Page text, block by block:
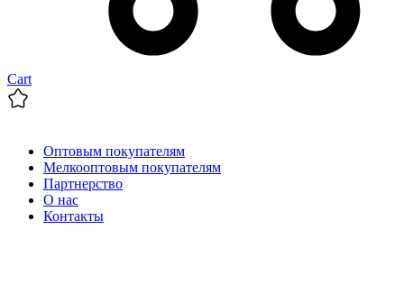
Cart
Оптовым покупателям
Мелкооптовым покупателям
Партнерство
О нас
Контакты